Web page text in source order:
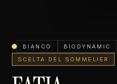
BIANCO
BIODYNAMIC
SCELTA DEL SOMMELIER